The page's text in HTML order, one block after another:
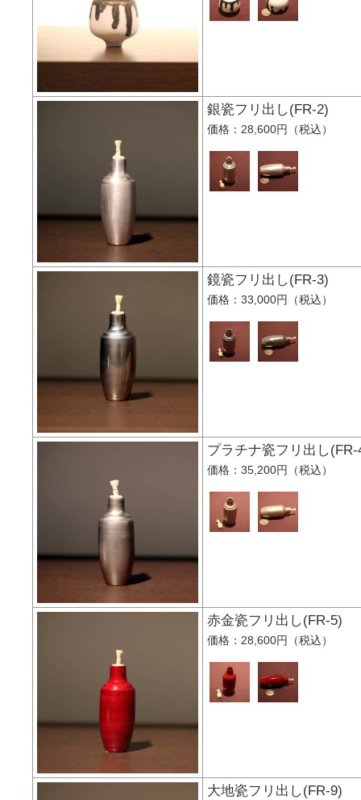
銀瓷フリ出し(FR-
価格：28,600円（税込）
鏡瓷フリ出し(FR-
価格：33,000円（税込）
プラチナ瓷フリ出
価格：35,200円（税込）
赤金瓷フリ出し
価格：28,600円（税込）
大地瓷フリ出し